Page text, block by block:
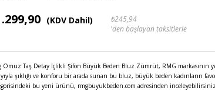
(KDV Dahil)
₺245,94
'den başlayan taksitlerle
Omuz Taş Detay İçlikli Şifon Büyük Beden Bluz Zümrüt, RMG markasının
şıklığı ve konforu bir arada sunan bu bluz, büyük beden kadınların
bu yeni ürünü, rmgbuyukbeden.com adresinden